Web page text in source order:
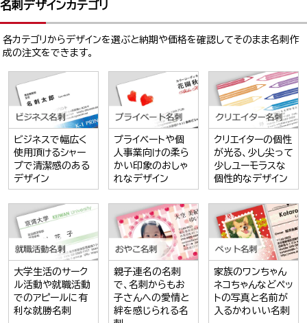
名刺デザインカテゴリ
各カテゴリからデザインを選ぶと納期や価格を確認してそのまま名刺作
成の注文をできます。
ビジネスで幅広く
使用頂けるシャー
プで清潔感のある
デザイン
プライベートや個
人事業向けの柔ら
かい印象のおしゃ
れなデザイン
クリエイターの個性
が光る、少し尖って
少しユーモラスな
個性的なデザイン
大学生活のサーク
ル活動や就職活動
でのアピールに有
利な就勝名刺
親子連名の名刺
で、名刺からもお
子さんへの愛情と
絆を感じられる名
家族のワンちゃん
ネコちゃんなどペッ
トの写真と名前が
入るかわいい名刺